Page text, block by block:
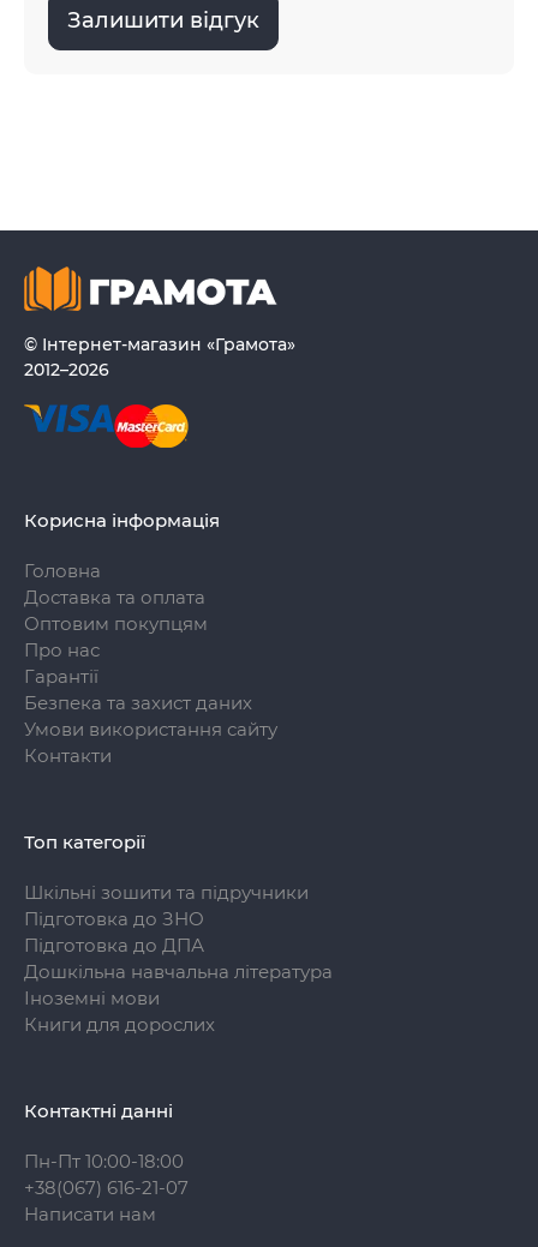
Залишити відгук
© Інтернет-магазин «Грамота»
2012–2026
Корисна інформація
Головна
Доставка та оплата
Оптовим покупцям
Про нас
Гарантії
Безпека та захист даних
Умови використання сайту
Контакти
Топ категорії
Шкільні зошити та підручники
Підготовка до ЗНО
Підготовка до ДПА
Дошкільна навчальна література
Іноземні мови
Книги для дорослих
Контактні данні
Пн-Пт 10:00-18:00
+38(067) 616-21-07
Написати нам